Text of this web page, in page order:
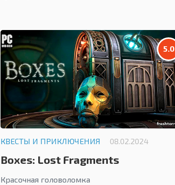
5.0
КВЕСТЫ И ПРИКЛЮЧЕНИЯ 08.02.2024
Boxes: Lost Fragments
Красочная головоломка